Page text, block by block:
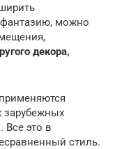
можно
декора,
Все это в
стиль.